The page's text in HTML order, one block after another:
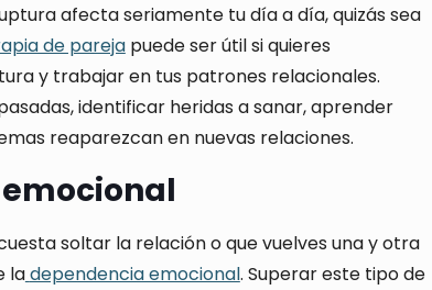
afecta seriamente tu día a día, quizás sea
de parejapuede ser útil si quieres
y trabajar en tus patrones relacionales.
identificar heridas a sanar, aprender
reaparezcan en nuevas relaciones.
soltar la relación o que vuelves una y otra
ladependencia emocional. Superar este tipo de